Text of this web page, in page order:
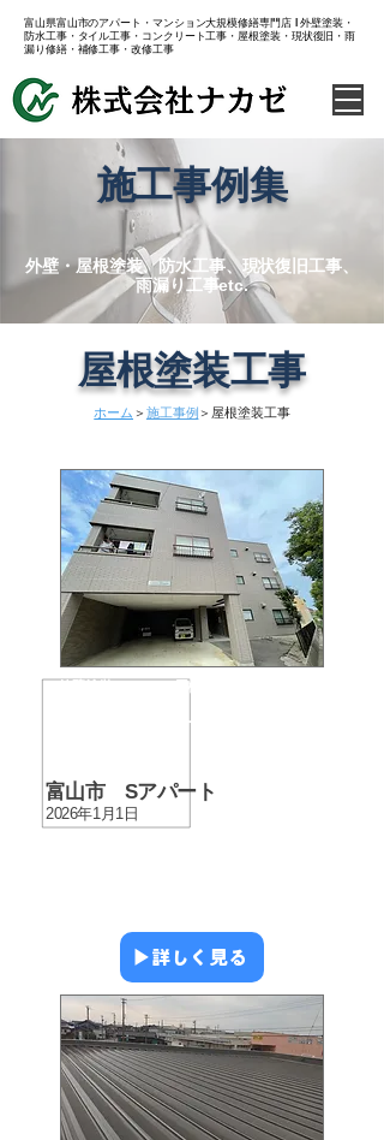
​富山県富山市のアパート・マンション大規模修繕専門店 l 外壁塗装・
防水工事・タイル工事・コンクリート工事・屋根塗装・現状復旧・雨
漏り修繕・補修工事・改修工事
​施工事例集
​外壁・屋根塗装、防水工事、現状復旧工事、
雨漏り工事etc.
​屋根塗装工事
​ホーム ＞ 施工事例＞屋根塗装工事
​富山市 Sアパート
2026年1月1日
​アパート・マンション
▶︎詳しく見る